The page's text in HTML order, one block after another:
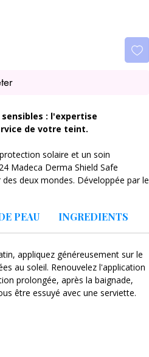
: l'expertise
de votre teint.
solaire et un soin
Madeca Derma Shield Safe
deux mondes. Développée par le
peau d’une hydratation apaisante
en extrait pur de Centella Asiatica
(Acide Madécassique,
instantanément les rougeurs,
cutanée malmenée par le
PEAU INGREDIENTS
appliquez généreusement sur le
au soleil. Renouvelez l'application
prolongée, après la baignade,
être essuyé avec une serviette.